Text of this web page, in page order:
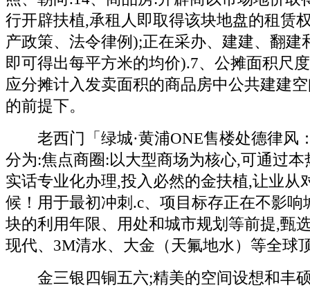
行开辟扶植,承租人即取得该块地盘的租赁
产政策、法令律例);正在采办、建建、翻建
即可得出每平方米的均价).7、公摊面积尺
应分摊计入发卖面积的商品房中公共建建
的前提下。
老西门「绿城·黄浦ONE售楼处德律风
分为:焦点商圈:以大型商场为核心,可通过
实话专业化办理,投入必然的金扶植,让业从
候！用于最初冲刺.c、项目标存正在不影响
块的利用年限、用处和城市规划等前提,甄
现代、3M清水、大金（天氟地水）等全球
金三银四铜五六;精美的空间设想和丰